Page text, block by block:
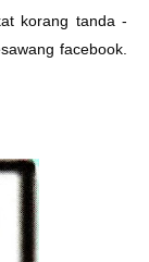
korang tanda -
facebook.